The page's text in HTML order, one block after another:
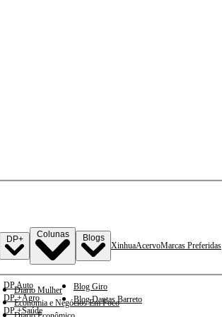
DP+
DP Auto
DP +Agro
DP +Saúde
Colunas
Diario Mulher
Economia e Negócios Em Foco
Blogs
Blog Giro
Blog Dantas Barreto
XinhuaAcervoMarcas Preferidas